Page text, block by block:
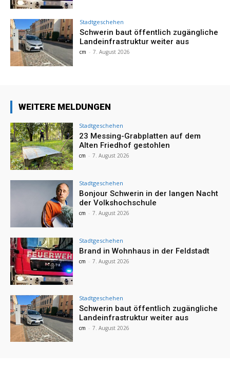
Stadtgeschehen
Schwerin baut öffentlich zugängliche
Landeinfrastruktur weiter aus
cm - 7. August 2026
WEITERE MELDUNGEN
Stadtgeschehen
23 Messing-Grabplatten auf dem
Alten Friedhof gestohlen
cm - 7. August 2026
Stadtgeschehen
Bonjour Schwerin in der langen Nacht
der Volkshochschule
cm - 7. August 2026
Stadtgeschehen
Brand in Wohnhaus in der Feldstadt
cm - 7. August 2026
Stadtgeschehen
Schwerin baut öffentlich zugängliche
Landeinfrastruktur weiter aus
cm - 7. August 2026